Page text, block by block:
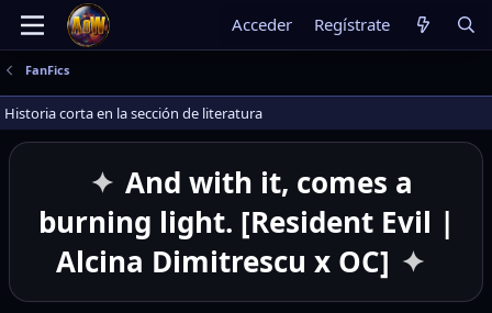
Acceder Regístrate
FanFics
Historia corta en la sección de literatura
And with it, comes a
burning light. [Resident Evil |
Alcina Dimitrescu x OC]